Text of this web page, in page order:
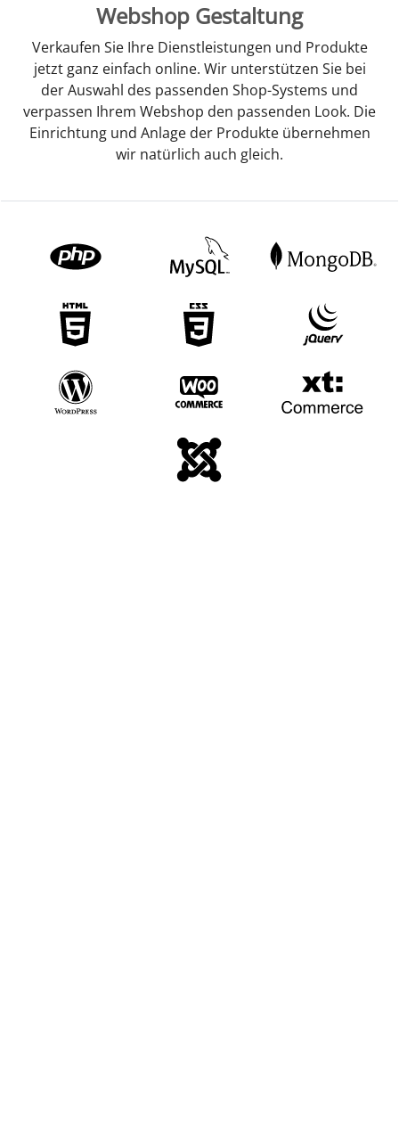
Webshop Gestaltung
Verkaufen Sie Ihre Dienstleistungen und Produkte
jetzt ganz einfach online. Wir unterstützen Sie bei
der Auswahl des passenden Shop-Systems und
verpassen Ihrem Webshop den passenden Look. Die
Einrichtung und Anlage der Produkte übernehmen
wir natürlich auch gleich.